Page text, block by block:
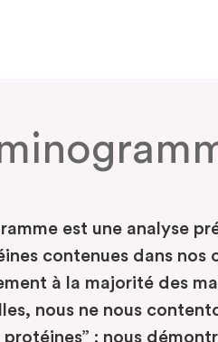
est une analyse
contenues dans nos
à la majorité des
nous ne nous
protéines” : nous